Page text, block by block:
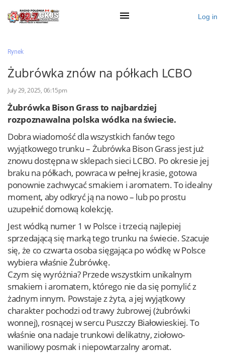
Ogłoś się
Działy
Zaloguj przez Clascal
×
Log in
Rynek
Żubrówka znów na półkach LCBO
July 29, 2025, 06:15pm
Żubrówka Bison Grass to najbardziej
rozpoznawalna polska wódka na świecie.
Dobra wiadomość dla wszystkich fanów tego
wyjątkowego trunku – Żubrówka Bison Grass jest już
znowu dostępna w sklepach sieci LCBO. Po okresie jej
braku na półkach, powraca w pełnej krasie, gotowa
ponownie zachwycać smakiem i aromatem. To idealny
moment, aby odkryć ją na nowo – lub po prostu
uzupełnić domową kolekcję.
Jest wódką numer 1 w Polsce i trzecią najlepiej
sprzedającą się marką tego trunku na świecie. Szacuje
się, że co czwarta osoba sięgająca po wódkę w Polsce
wybiera właśnie Żubrówkę.
Czym się wyróżnia? Przede wszystkim unikalnym
smakiem i aromatem, którego nie da się pomylić z
żadnym innym. Powstaje z żyta, a jej wyjątkowy
charakter pochodzi od trawy żubrowej (żubrówki
wonnej), rosnącej w sercu Puszczy Białowieskiej. To
właśnie ona nadaje trunkowi delikatny, ziołowo-
waniliowy posmak i niepowtarzalny aromat.